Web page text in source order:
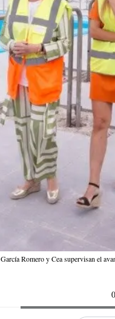
García Romero y Cea supervisan el